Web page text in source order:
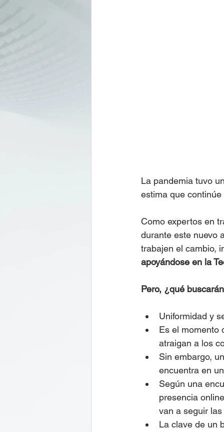
La pandemia tuvo
estima que
Como expertos en
durante este nuevo
trabajen el cambio,
apoyándose en la
Pero, ¿qué
Uniformidad y
Es el momento
atraigan a los
Sin embargo,
encuentra en
Según una
presencia
van a seguir
La clave de un